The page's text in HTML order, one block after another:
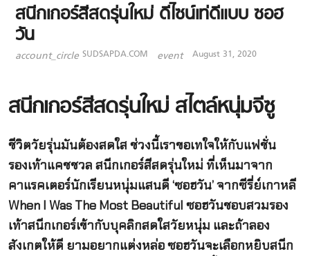
สนีกเกอร์สีสดรุ่นใหม่ ดีไซน์เท่ดีแบบ ซอฮ
วัน
account_circle SUDSAPDA.COM event August 31, 2020
สนีกเกอร์สีสดรุ่นใหม่ สไตล์หนุ่มจีซู
ชีวิตวัยรุ่นมันต้องสดใส ช่วงนี้เราขอเทใจให้กับแฟชั่น
รองเท้าแคชชวล สนีกเกอร์สีสดรุ่นใหม่ ที่เห็นมาจาก
คาแรคเตอร์นักเรียนหนุ่มแสนดี ‘ซอฮวัน’ จากซีรี่ย์เกาหลี
When I Was The Most Beautiful ซอฮวันชอบสวมรอง
เท้าสนีกเกอร์เข้ากับบุคลิกสดใสวัยหนุ่ม และถ้าลอง
สังเกตให้ดี ยามอยากแต่งหล่อ ซอฮวันจะเลือกหยิบสนีก